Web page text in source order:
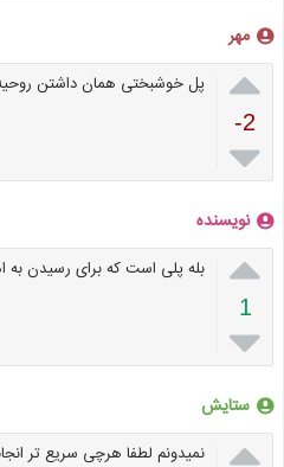
مهر

-2

پل خوشبختی همان داشتن
نویسنده

1

بله پلی است که برای رسیدن به
ستایش
 نمیدونم لطفا هرچی سریع تر